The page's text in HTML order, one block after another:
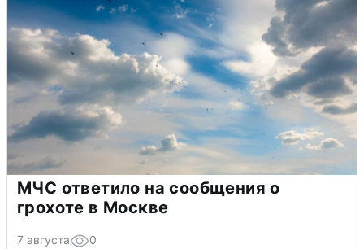
МЧС ответило на сообщения о
грохоте в Москве
7 августа 0